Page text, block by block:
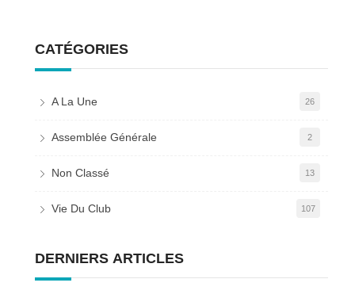
CATÉGORIES
A La Une 26
Assemblée Générale 2
Non Classé 13
Vie Du Club 107
DERNIERS ARTICLES